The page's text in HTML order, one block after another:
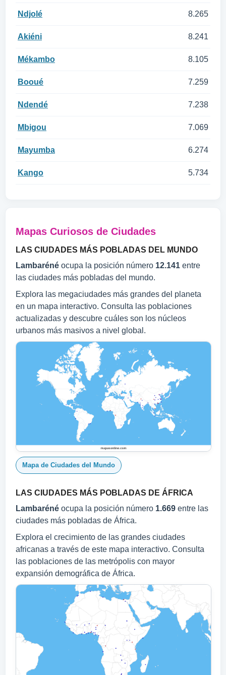
Ndjolé 8.265
Akiéni 8.241
Mékambo 8.105
Booué 7.259
Ndendé 7.238
Mbigou 7.069
Mayumba 6.274
Kango 5.734
Mapas Curiosos de Ciudades
LAS CIUDADES MÁS POBLADAS DEL MUNDO
Lambaréné ocupa la posición número 12.141 entre
las ciudades más pobladas del mundo.
Explora las megaciudades más grandes del planeta
en un mapa interactivo. Consulta las poblaciones
actualizadas y descubre cuáles son los núcleos
urbanos más masivos a nivel global.
Mapa de Ciudades del Mundo
LAS CIUDADES MÁS POBLADAS DE ÁFRICA
Lambaréné ocupa la posición número 1.669 entre las
ciudades más pobladas de África.
Explora el crecimiento de las grandes ciudades
africanas a través de este mapa interactivo. Consulta
las poblaciones de las metrópolis con mayor
expansión demográfica de África.